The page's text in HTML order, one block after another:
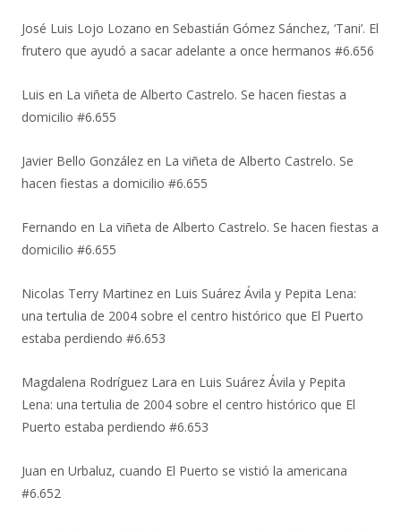
José Luis Lojo Lozano en Sebastián Gómez Sánchez, ‘Tani’. El
frutero que ayudó a sacar adelante a once hermanos #6.656
Luis en La viñeta de Alberto Castrelo. Se hacen fiestas a
domicilio #6.655
Javier Bello González en La viñeta de Alberto Castrelo. Se
hacen fiestas a domicilio #6.655
Fernando en La viñeta de Alberto Castrelo. Se hacen fiestas a
domicilio #6.655
Nicolas Terry Martinez en Luis Suárez Ávila y Pepita Lena:
una tertulia de 2004 sobre el centro histórico que El Puerto
estaba perdiendo #6.653
Magdalena Rodríguez Lara en Luis Suárez Ávila y Pepita
Lena: una tertulia de 2004 sobre el centro histórico que El
Puerto estaba perdiendo #6.653
Juan en Urbaluz, cuando El Puerto se vistió la americana
#6.652